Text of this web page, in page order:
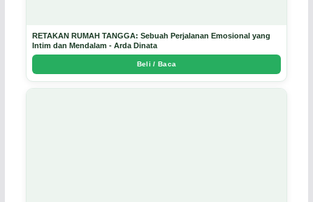
RETAKAN RUMAH TANGGA: Sebuah Perjalanan Emosional yang
Intim dan Mendalam - Arda Dinata
Beli / Baca